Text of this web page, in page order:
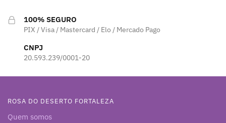
100% SEGURO
PIX / Visa / Mastercard / Elo / Mercado Pago
CNPJ
20.593.239/0001-20
ROSA DO DESERTO FORTALEZA
Quem somos